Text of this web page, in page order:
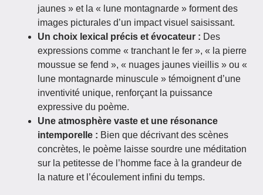
jaunes » et la « lune montagnarde » forment des
images picturales d’un impact visuel saisissant.
Un choix lexical précis et évocateur : Des
expressions comme « tranchant le fer », « la pierre
moussue se fend », « nuages jaunes vieillis » ou «
lune montagnarde minuscule » témoignent d’une
inventivité unique, renforçant la puissance
expressive du poème.
Une atmosphère vaste et une résonance
intemporelle : Bien que décrivant des scènes
concrètes, le poème laisse sourdre une méditation
sur la petitesse de l’homme face à la grandeur de
la nature et l’écoulement infini du temps.